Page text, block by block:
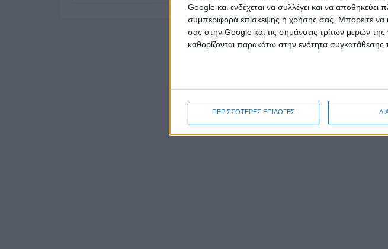
Google και ενδέχεται να συλλέγει και να αποθηκεύει
συμπεριφορά επίσκεψης ή χρήσης σας. Μπορείτε να
σας στην Google και τις σημάνσεις τρίτων μερών
καθορίζονται παρακάτω στην ενότητα συγκατάθεσης
ΠΕΡΙΣΣΟΤΕΡΕΣ ΕΠΙΛΟΓΕΣ